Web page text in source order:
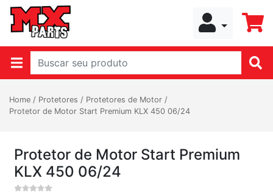
Home / Protetores / Protetores de Motor /
Protetor de Motor Start Premium KLX 450 06/24
Protetor de Motor Start Premium
KLX 450 06/24